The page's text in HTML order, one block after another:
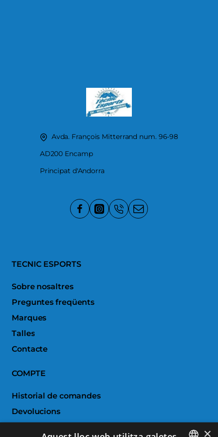
Avda. François Mitterrand num. 96-98
AD200 Encamp
Principat d'Andorra
TECNIC ESPORTS
Sobre nosaltres
Preguntes freqüents
Marques
Talles
Contacte
COMPTE
Historial de comandes
Devolucions
×